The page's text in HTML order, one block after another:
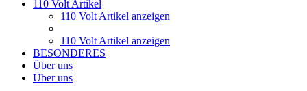
110 Volt Artikel
110 Volt Artikel anzeigen
110 Volt Artikel anzeigen
BESONDERES
Über uns
Über uns